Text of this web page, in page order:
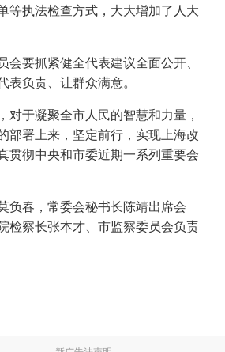
等执法检查方式，大大增加了人大
要抓紧健全代表建议全面公开、
负责、让群众满意。
于凝聚全市人民的智慧和力量，
部署上来，坚定前行，实现上海改
贯彻中央和市委近期一系列重要会
负春，常委会秘书长陈靖出席会
检察长张本才、市监察委员会负责